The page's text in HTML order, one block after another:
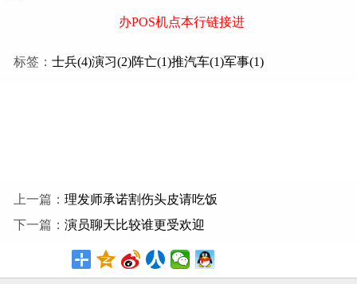
办POS机点本行链接进
标签： 士兵(4)演习(2)阵亡(1)推汽车(1)军事(1)
上一篇： 理发师承诺割伤头皮请吃饭
下一篇： 演员聊天比较谁更受欢迎